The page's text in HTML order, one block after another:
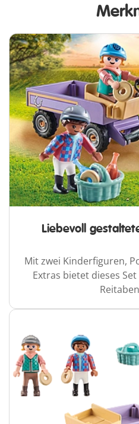
Liebevoll
Mit zwei Kinderfiguren,
Extras bietet dieses